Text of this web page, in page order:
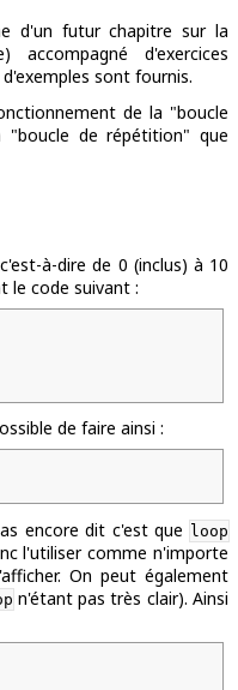
d'un futur chapitre sur la
d'exercices
sont fournis.
de la "boucle
de répétition" que
à-dire de 0 (inclus) à 10
le code suivant :
de faire ainsi :
encore dit c'est que loop
l'utiliser comme n'importe
On peut également
n'étant pas très clair). Ainsi